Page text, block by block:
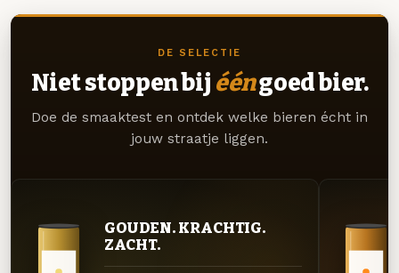
DE SELECTIE
Niet stoppen bij ééngoed bier.
Doe de smaaktest en ontdek welke bieren écht in
jouw straatje liggen.
GOUDEN. KRACHTIG.
ZACHT.